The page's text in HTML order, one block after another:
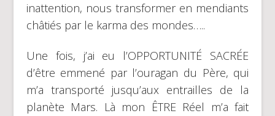
inattention, nous transformer en mendiants
châtiés par le karma des mondes…..
Une fois, j’ai eu l’OPPORTUNITÉ SACRÉE
d’être emmené par l’ouragan du Père, qui
m’a transporté jusqu’aux entrailles de la
planète Mars. Là mon ÊTRE Réel m’a fait